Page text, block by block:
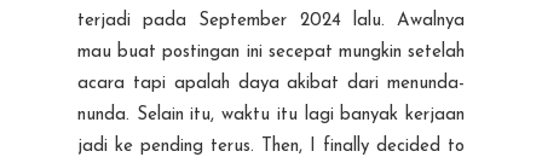
terjadi pada September 2024 lalu. Awalnya
mau buat postingan ini secepat mungkin setelah
acara tapi apalah daya akibat dari menunda-
nunda. Selain itu, waktu itu lagi banyak kerjaan
jadi ke pending terus. Then, I finally decided to